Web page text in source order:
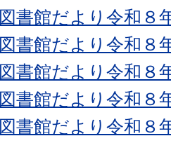
図書館だより令和８
図書館だより令和８
図書館だより令和８
図書館だより令和８
図書館だより令和８